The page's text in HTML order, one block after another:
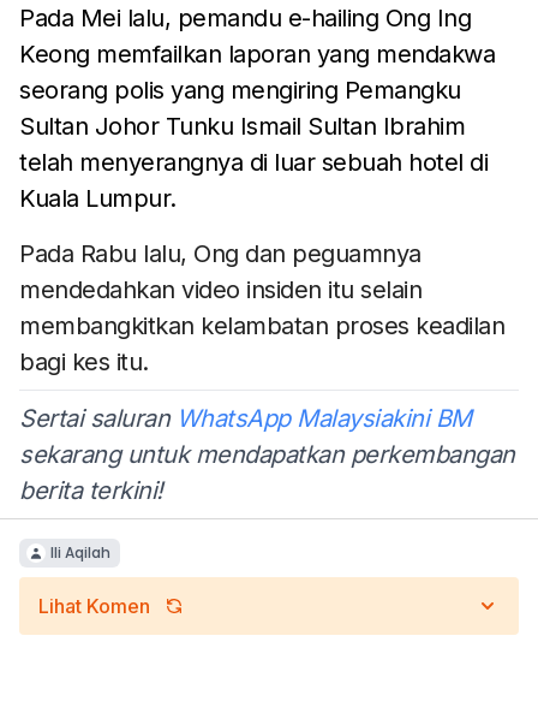
Pada Mei lalu, pemandu e-hailing Ong Ing
Keong memfailkan laporan yang mendakwa
seorang polis yang mengiring Pemangku
Sultan Johor Tunku Ismail Sultan Ibrahim
telah menyerangnya di luar sebuah hotel di
Kuala Lumpur.
Pada Rabu lalu, Ong dan peguamnya
mendedahkan video insiden itu selain
membangkitkan kelambatan proses keadilan
bagi kes itu.
Sertai saluran WhatsApp Malaysiakini BM
sekarang untuk mendapatkan perkembangan
berita terkini!
Ili Aqilah
Lihat Komen